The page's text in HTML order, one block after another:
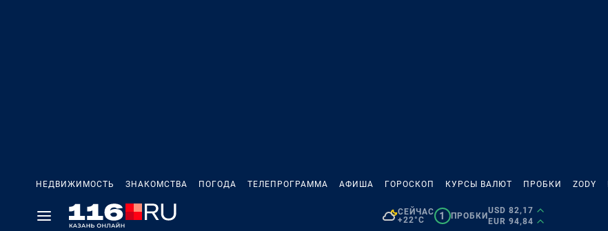
НЕДВИЖИМОСТЬ ЗНАКОМСТВА ПОГОДА ТЕЛЕПРОГРАММА АФИША ГОРОСКОП КУРСЫ ВАЛЮТ ПРОБКИ ZODY
СЕЙЧАС
+22°C
1 ПРОБКИ
USD 82,17
EUR 94,84